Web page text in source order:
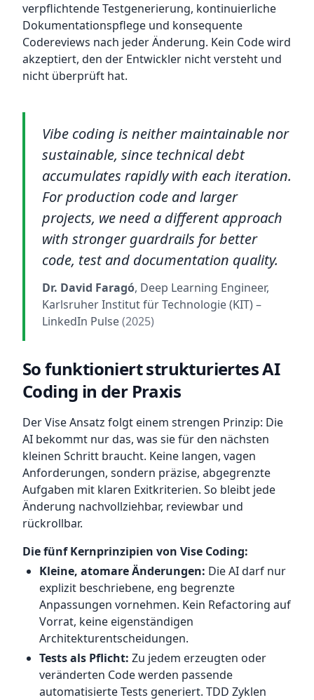
verpflichtende Testgenerierung, kontinuierliche
Dokumentationspflege und konsequente
Codereviews nach jeder Änderung. Kein Code wird
akzeptiert, den der Entwickler nicht versteht und
nicht überprüft hat.
Vibe coding is neither maintainable nor
sustainable, since technical debt
accumulates rapidly with each iteration.
For production code and larger
projects, we need a different approach
with stronger guardrails for better
code, test and documentation quality.
Dr. David Faragó, Deep Learning Engineer,
Karlsruher Institut für Technologie (KIT)–
LinkedIn Pulse(2025)
So funktioniert strukturiertes AI
Coding in der Praxis
Der Vise Ansatz folgt einem strengen Prinzip: Die
AI bekommt nur das, was sie für den nächsten
kleinen Schritt braucht. Keine langen, vagen
Anforderungen, sondern präzise, abgegrenzte
Aufgaben mit klaren Exitkriterien. So bleibt jede
Änderung nachvollziehbar, reviewbar und
rückrollbar.
Die fünf Kernprinzipien von Vise Coding:
Kleine, atomare Änderungen: Die AI darf nur
explizit beschriebene, eng begrenzte
Anpassungen vornehmen. Kein Refactoring auf
Vorrat, keine eigenständigen
Architekturentscheidungen.
Tests als Pflicht: Zu jedem erzeugten oder
veränderten Code werden passende
automatisierte Tests generiert. TDD Zyklen